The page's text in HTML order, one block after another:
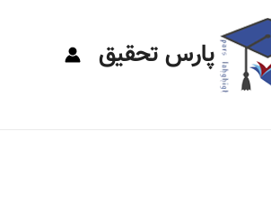
پارس تحقیق